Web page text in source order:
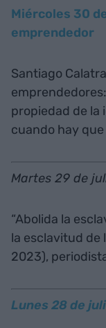
Miércoles 30
emprendedor
Santiago
propiedad de la
cuando hay
Martes 29 de
“Abolida la
la esclavitud de
2023),
Lunes 28 de